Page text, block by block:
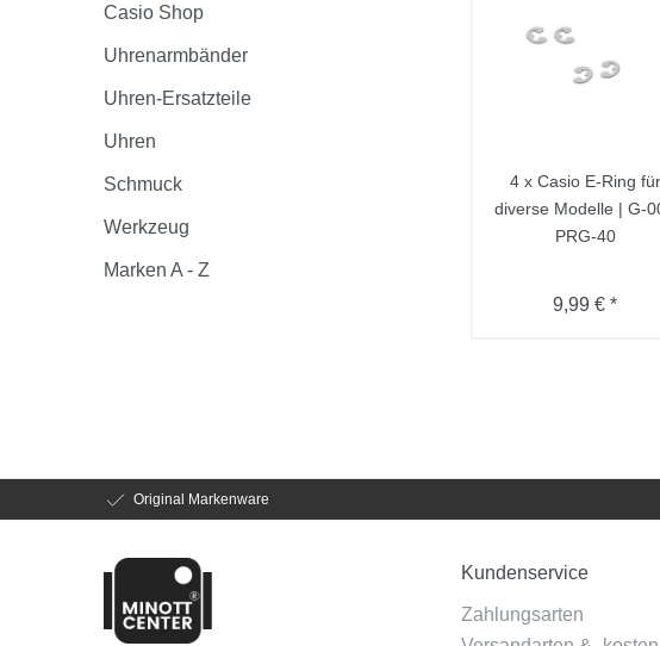
Casio Shop
Uhrenarmbänder
Uhren-Ersatzteile
Uhren
Schmuck
Werkzeug
Marken A - Z
4 x Casio E-Ring für
diverse Modelle | G-
PRG-40
9,99 € *
Original Markenware
Kundenservice
Zahlungsarten